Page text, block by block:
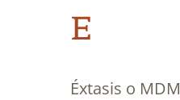
E
Éxtasis o